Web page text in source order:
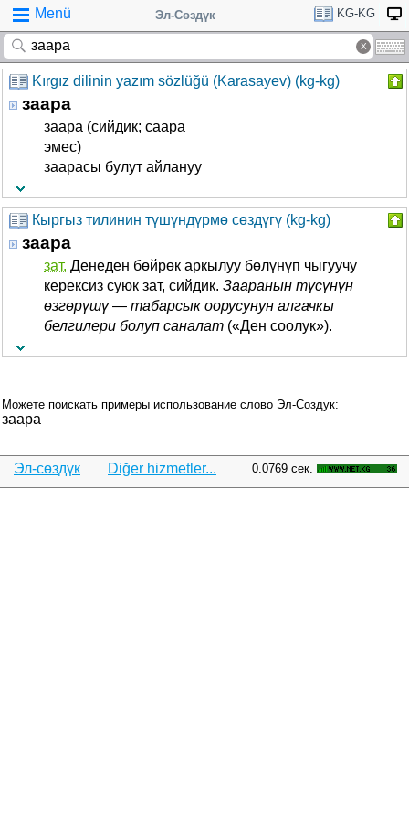
Menü Эл-Сөздүк KG-KG
Kırgız dilinin yazım sözlüğü (Karasayev) (kg-kg)
заара
заара (сийдик; саара
эмес)
заарасы булут айлануу
Кыргыз тилинин түшүндүрмө сөздүгү (kg-kg)
заара
зат. Денеден бөйрөк аркылуу бөлүнүп чыгуучу
керексиз суюк зат, сийдик. Зааранын түсүнүн
өзгөрүшү— табарсык оорусунун алгачкы
белгилери болуп саналат («Ден соолук»).
Можете поискать примеры использование слово Эл-Создук:
заара
Эл-сөздүк Diğer hizmetler... 0.0769 сек.